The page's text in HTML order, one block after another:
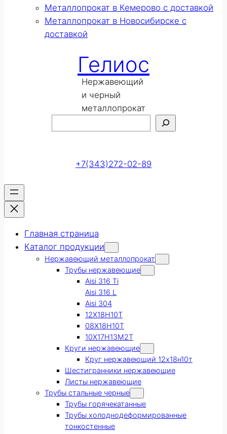
Металлопрокат в Кемерово с доставкой
Металлопрокат в Новосибирске с
доставкой
Гелиос
Нержавеющий
и черный
металлопрокат
+7(343)272-02-89
Главная страница
Каталог продукции
Нержавеющий металлопрокат
Трубы нержавеющие
Aisi 316 Ti
Aisi 316 L
Aisi 304
12Х18Н10Т
08Х18Н10Т
10Х17Н13М2Т
Круги нержавеющие
Круг нержавеющий 12х18н10т
Шестигранники нержавеющие
Листы нержавеющие
Трубы стальные черные
Трубы горячекатанные
Трубы холоднодеформированные
тонкостенные